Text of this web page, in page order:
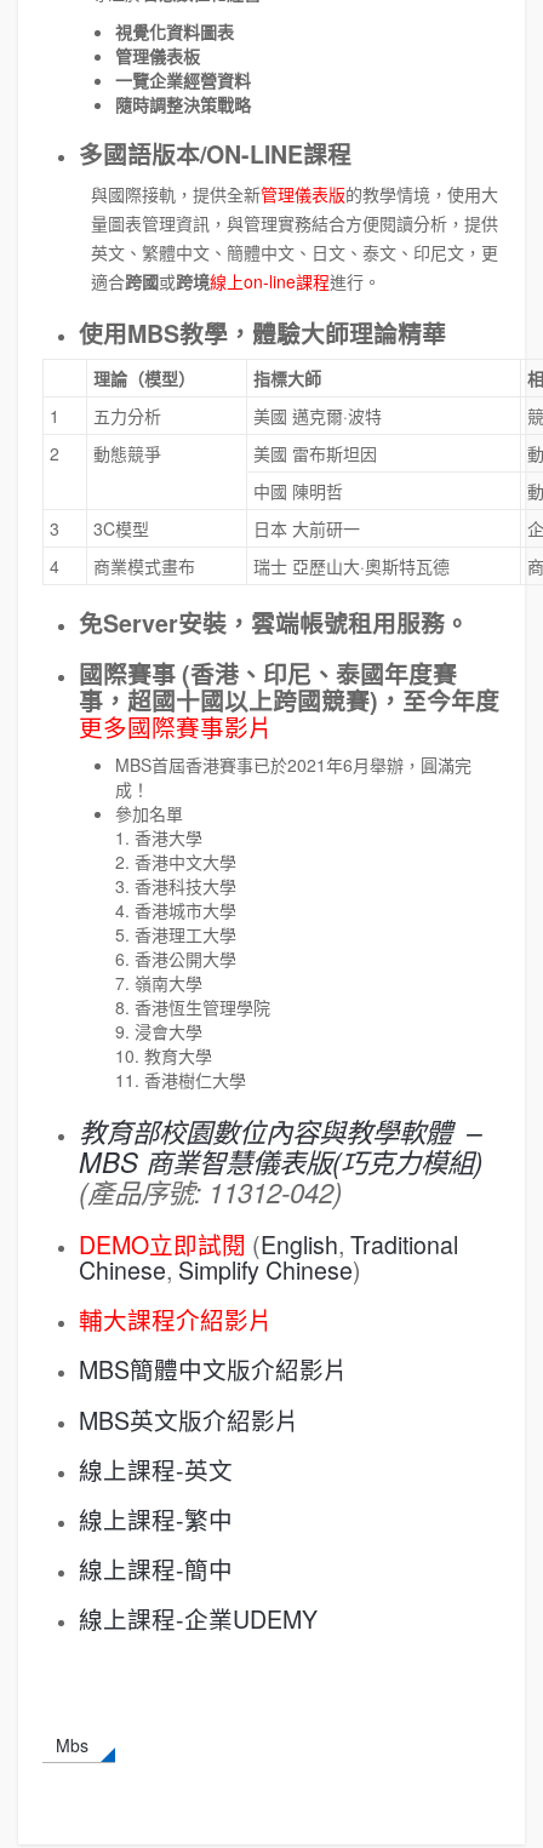
視覺化資料圖表
管理儀表板
一覽企業經營資料
隨時調整決策戰略
多國語版本/ON-LINE課程
與國際接軌，提供全新管理儀表版的教學情境，使用大
量圖表管理資訊，與管理實務結合方便閱讀分析，提供
英文、繁體中文、簡體中文、日文、泰文、印尼文，更
適合跨國或跨境線上on-line課程進行。
使用MBS教學，體驗大師理論精華
理論（模型） 指標大師
1
五力分析 美國 邁克爾·波特
2
動態競爭 美國 雷布斯坦因
中國 陳明哲
3
3C模型 日本 大前研一
4
商業模式畫布 瑞士 亞歷山大·奧斯特瓦德
免Server安裝，雲端帳號租用服務。
國際賽事 (香港、印尼、泰國年度賽
事，超國十國以上跨國競賽)，至今年度
更多國際賽事影片
MBS首屆香港賽事已於2021年6月舉辦，圓滿完
成！
參加名單
1. 香港大學
2. 香港中文大學
3. 香港科技大學
4. 香港城市大學
5. 香港理工大學
6. 香港公開大學
7. 嶺南大學
8. 香港恆生管理學院
9. 浸會大學
10. 教育大學
11. 香港樹仁大學
教育部校園數位內容與教學軟體 –
MBS 商業智慧儀表版(巧克力模組)
(產品序號: 11312-042)
DEMO立即試閱 (English, Traditional
Chinese, Simplify Chinese)
輔大課程介紹影片
MBS簡體中文版介紹影片
MBS英文版介紹影片
線上課程-英文
線上課程-繁中
線上課程-簡中
線上課程-企業UDEMY
Mbs